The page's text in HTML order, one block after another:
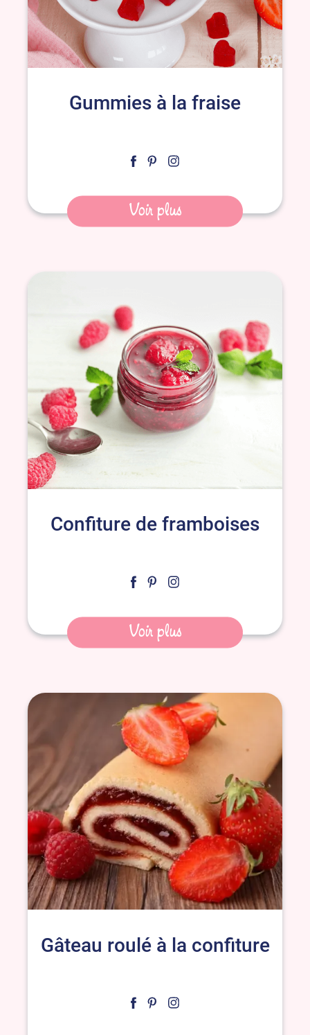
Gummies à la fraise
Voir plus
Confiture de framboises
Voir plus
Gâteau roulé à la confiture